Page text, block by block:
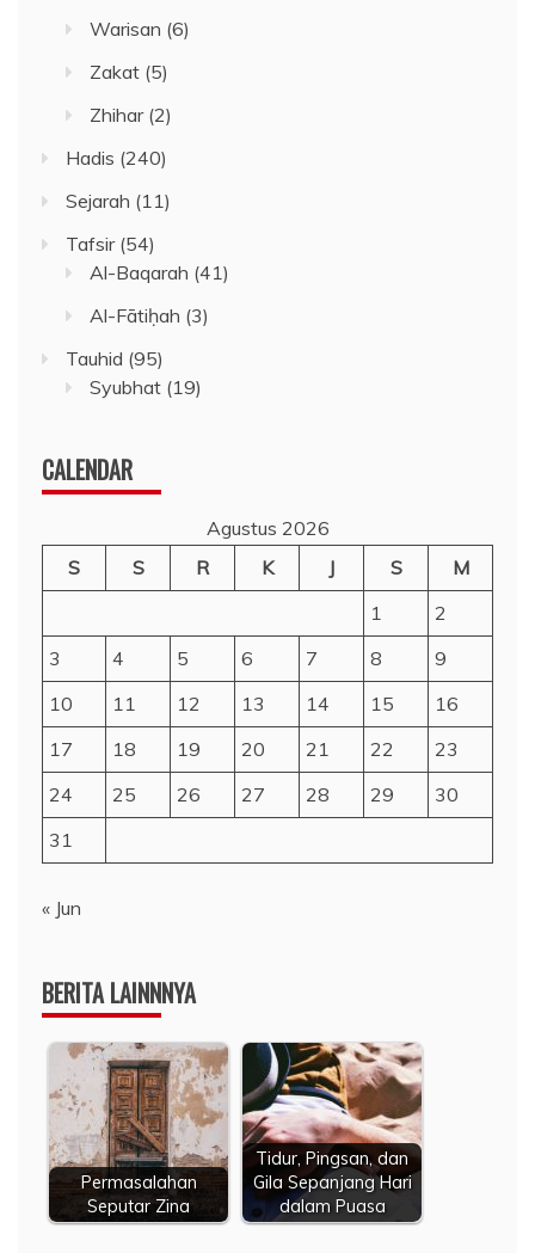
Warisan (6)
Zakat (5)
Zhihar(2)
Hadis (240)
Sejarah (11)
Tafsir(54)
Al-Baqarah (41)
Al-Fātiḥah (3)
Tauhid (95)
Syubhat (19)
CALENDAR
Agustus 2026
S
S R K J S
M
1
2
3
4 5 6 7 8
9
10
11 12 13 14 15
16
17
18 19 20 21 22
23
24
25 26 27 28 29
30
31
« Jun
BERITA LAINNNYA
Permasalahan
Seputar Zina
Tidur, Pingsan, dan
Gila Sepanjang Hari
dalam Puasa